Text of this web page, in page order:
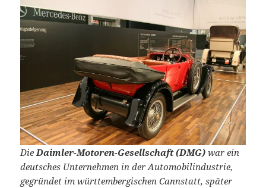
Die Daimler-Motoren-Gesellschaft (DMG) war ein
deutsches Unternehmen in der Automobilindustrie,
gegründet im württembergischen Cannstatt, später